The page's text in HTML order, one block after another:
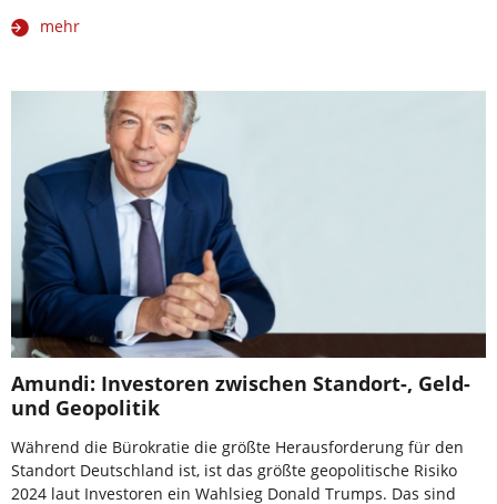
mehr
Amundi: Investoren zwischen Standort-, Geld-
und Geopolitik
Während die Bürokratie die größte Herausforderung für den
Standort Deutschland ist, ist das größte geopolitische Risiko
2024 laut Investoren ein Wahlsieg Donald Trumps. Das sind